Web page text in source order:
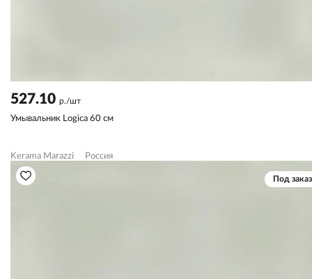
527.10 р./шт
Умывальник Logica 60 см
Kerama Marazzi Россия
Под заказ